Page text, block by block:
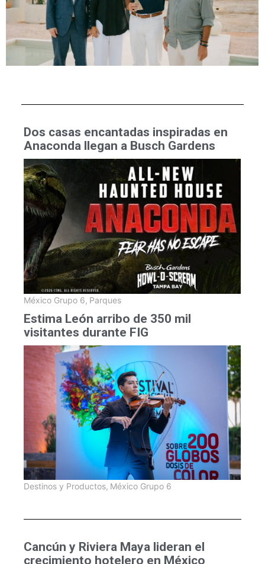
Dos casas encantadas inspiradas en
Anaconda llegan a Busch Gardens
México Grupo 6, Parques
Estima León arribo de 350 mil
visitantes durante FIG
Destinos y Productos, México Grupo 6
Cancún y Riviera Maya lideran el
crecimiento hotelero en México